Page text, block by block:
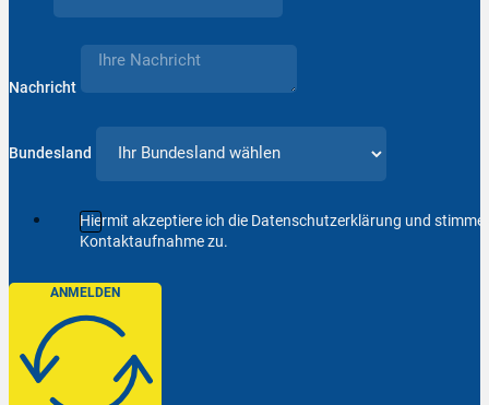
Nachricht
Bundesland
Hiermit akzeptiere ich die Datenschutzerklärung und
Kontaktaufnahme zu.
ANMELDEN